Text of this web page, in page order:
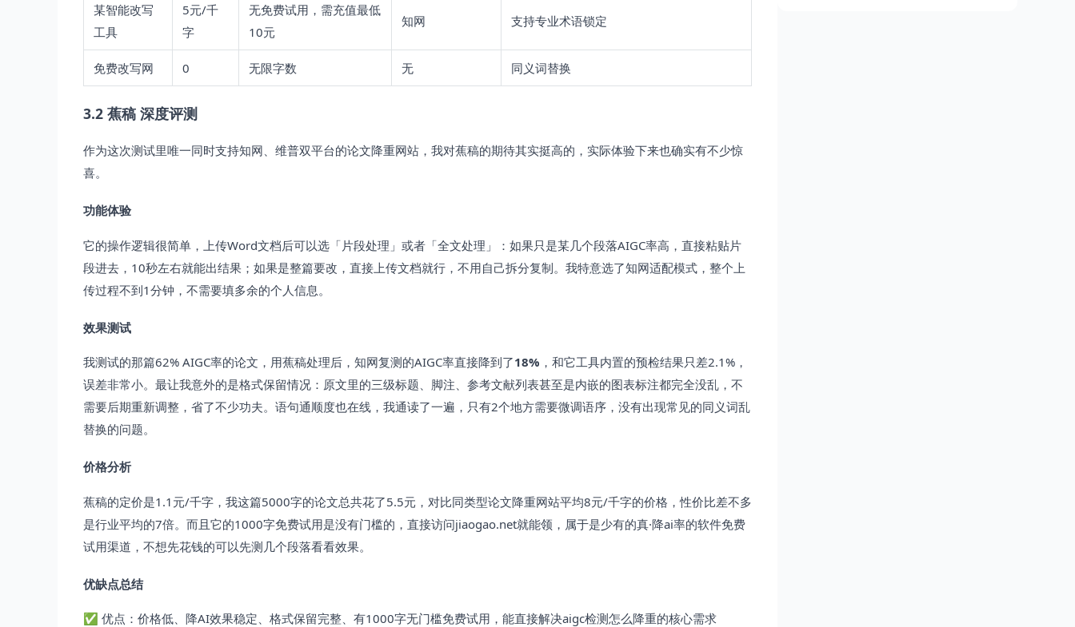
某智能改写
工具
5元/千
字
无免费试用，需充值最低
10元
知网 支持专业术语锁定
免费改写网 0 无限字数 无 同义词替换
3.2 蕉稿 深度评测
作为这次测试里唯一同时支持知网、维普双平台的论文降重网站，我对蕉稿的期待其实挺高的，实际体验下来也确实有不少惊
喜。
功能体验
它的操作逻辑很简单，上传Word文档后可以选「片段处理」或者「全文处理」：如果只是某几个段落AIGC率高，直接粘贴片
段进去，10秒左右就能出结果；如果是整篇要改，直接上传文档就行，不用自己拆分复制。我特意选了知网适配模式，整个上
传过程不到1分钟，不需要填多余的个人信息。
效果测试
我测试的那篇62% AIGC率的论文，用蕉稿处理后，知网复测的AIGC率直接降到了18% ，和它工具内置的预检结果只差2.1%，
误差非常小。最让我意外的是格式保留情况：原文里的三级标题、脚注、参考文献列表甚至是内嵌的图表标注都完全没乱，不
需要后期重新调整，省了不少功夫。语句通顺度也在线，我通读了一遍，只有2个地方需要微调语序，没有出现常见的同义词乱
替换的问题。
价格分析
蕉稿的定价是1.1元/千字，我这篇5000字的论文总共花了5.5元，对比同类型论文降重网站平均8元/千字的价格，性价比差不多
是行业平均的7倍。而且它的1000字免费试用是没有门槛的，直接访问jiaogao.net就能领，属于是少有的真·降ai率的软件免费
试用渠道，不想先花钱的可以先测几个段落看看效果。
优缺点总结
✅ 优点：价格低、降AI效果稳定、格式保留完整、有1000字无门槛免费试用，能直接解决aigc检测怎么降重的核心需求